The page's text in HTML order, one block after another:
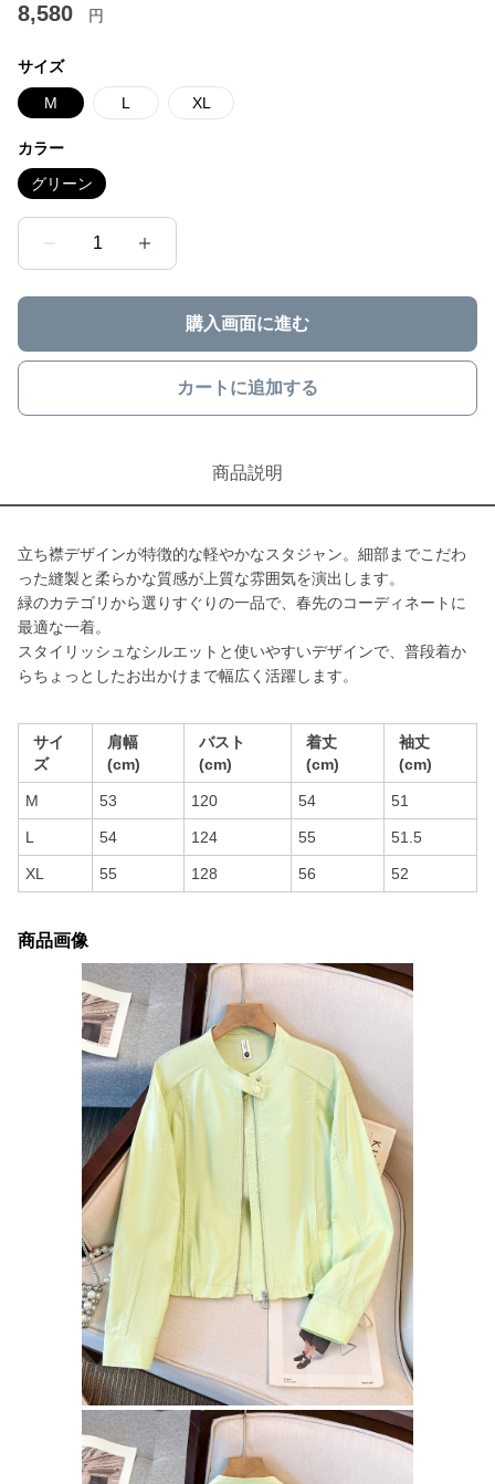
8,580 円
サイズ
M L XL
カラー
グリーン
1
購入画面に進む
カートに追加する
商品説明
立ち襟デザインが特徴的な軽やかなスタジャン。細部までこだわ
った縫製と柔らかな質感が上質な雰囲気を演出します。
緑のカテゴリから選りすぐりの一品で、春先のコーディネートに
最適な一着。
スタイリッシュなシルエットと使いやすいデザインで、普段着か
らちょっとしたお出かけまで幅広く活躍します。
サイ
ズ
肩幅
(cm)
バスト
(cm)
着丈
(cm)
袖丈
(cm)
M 53 120 54 51
L 54 124 55 51.5
XL 55 128 56 52
商品画像